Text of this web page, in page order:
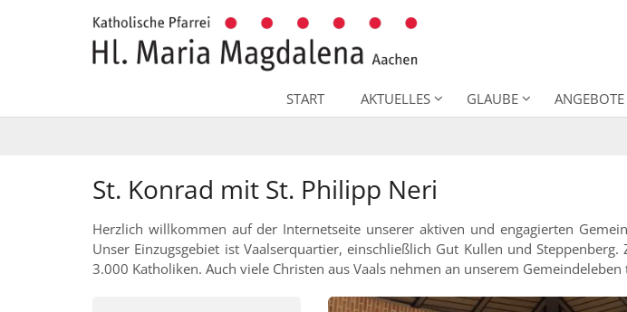
START AKTUELLES GLAUBE
St. Konrad mit St. Philipp Neri
Herzlich willkommen auf der Internetseite unserer aktiven und engagierten
Unser Einzugsgebiet ist Vaalserquartier, einschließlich Gut Kullen und
3.000 Katholiken. Auch viele Christen aus Vaals nehmen an unserem Gemeindeleben